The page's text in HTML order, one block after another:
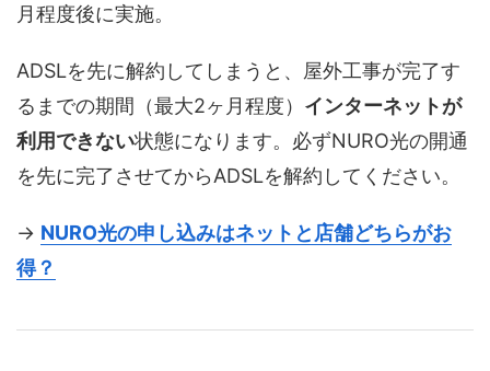
月程度後に実施。
ADSLを先に解約してしまうと、屋外工事が完了す
るまでの期間（最大2ヶ月程度） インターネットが
利用できない状態になります。必ずNURO光の開通
を先に完了させてからADSLを解約してください。
→ NURO光の申し込みはネットと店舗どちらがお
得？